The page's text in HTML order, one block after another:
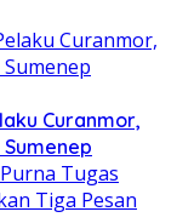
Curanmor,